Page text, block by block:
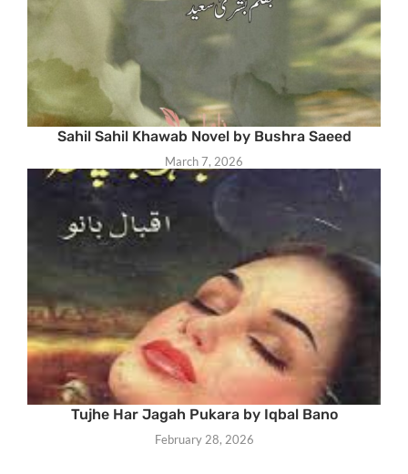
Sahil Sahil Khawab Novel by Bushra Saeed
March 7, 2026
Tujhe Har Jagah Pukara by Iqbal Bano
February 28, 2026